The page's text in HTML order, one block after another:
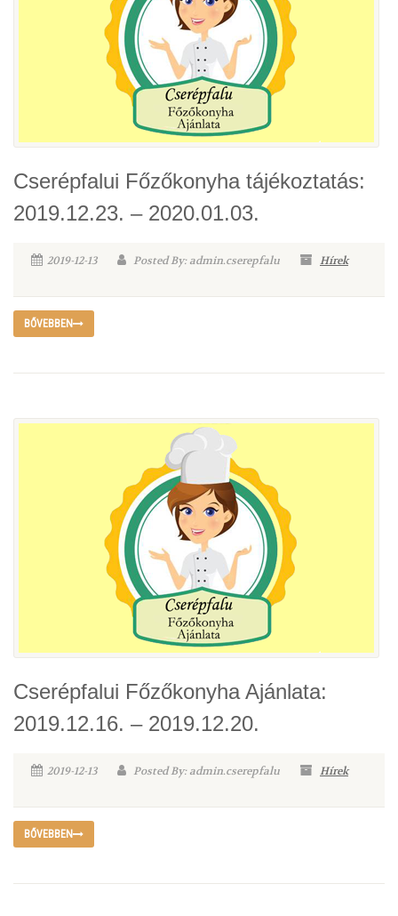
Cserépfalui Főzőkonyha tájékoztatás:
2019.12.23. – 2020.01.03.
2019-12-13 Posted By: admin.cserepfalu Hírek
BŐVEBBEN
Cserépfalui Főzőkonyha Ajánlata:
2019.12.16. – 2019.12.20.
2019-12-13 Posted By: admin.cserepfalu Hírek
BŐVEBBEN